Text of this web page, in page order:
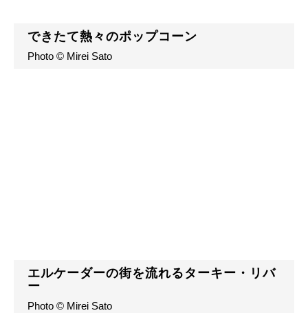
できたて熱々のポップコーン
Photo © Mirei Sato
エルケーダーの街を流れるターキー・リバ
ー
Photo © Mirei Sato